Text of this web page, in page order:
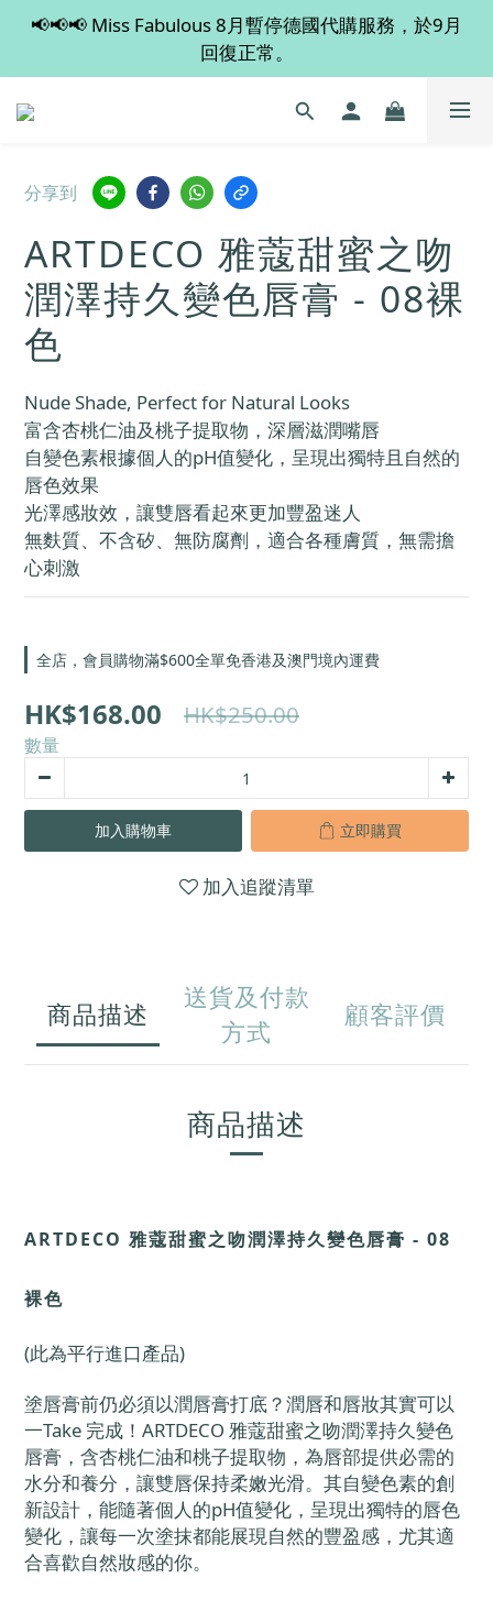
💡 全店滿 $600 免運費，買多件更抵！
📢📢📢 Miss Fabulous 8月暫停德國代購服務，於9月
回復正常。
💡 全店滿 $600 免運費，買多件更抵！
分享到
ARTDECO 雅蔻甜蜜之吻
潤澤持久變色唇膏 - 08裸
色
Nude Shade, Perfect for Natural Looks
富含杏桃仁油及桃子提取物，深層滋潤嘴唇
自變色素根據個人的pH值變化，呈現出獨特且自然的
唇色效果
光澤感妝效，讓雙唇看起來更加豐盈迷人
無麩質、不含矽、無防腐劑，適合各種膚質，無需擔
心刺激
全店，會員購物滿$600全單免香港及澳門境內運費
HK$168.00 HK$250.00
數量
加入購物車 立即購買
加入追蹤清單
商品描述
送貨及付款
方式
顧客評價
商品描述
ARTDECO 雅蔻甜蜜之吻潤澤持久變色唇膏 - 08
裸色
(此為平行進口產品)
塗唇膏前仍必須以潤唇膏打底？潤唇和唇妝其實可以
一Take 完成！ARTDECO 雅蔻甜蜜之吻潤澤持久變色
唇膏，含杏桃仁油和桃子提取物，為唇部提供必需的
水分和養分，讓雙唇保持柔嫩光滑。其自變色素的創
新設計，能隨著個人的pH值變化，呈現出獨特的唇色
變化，讓每一次塗抹都能展現自然的豐盈感，尤其適
合喜歡自然妝感的你。